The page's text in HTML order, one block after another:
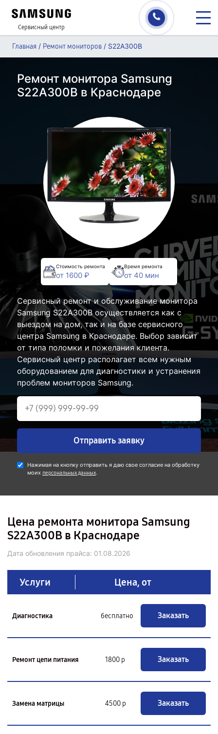
Сервисный центр
Главная / Ремонт мониторов / S22A300B
Ремонт монитора Samsung
S22A300B в Краснодаре
Стоимость ремонта
от 1600 ₽
Время ремонта
от 40 мин
Сервисный ремонт и обслуживание монитора
Samsung S22A300B осуществляется как с
выездом на дом, так и на базе сервисного
центра Samsung в Краснодаре. Выбор зависит
от типа поломки и пожелания клиента.
Сервисный центр располагает всем нужным
оборудованием для диагностики и устранения
проблем мониторов Samsung.
Отправить заявку
Нажимая на кнопку отправить я даю свое согласие на обработку
моих персональных данных.
Цена ремонта монитора Samsung
S22A300B в Краснодаре
Дата обновления прайса: 01.08.2026
Услуги Цена, от
Диагностика бесплатно Заказать
Ремонт цепи питания 1800 р Заказать
Замена матрицы 4500 р Заказать